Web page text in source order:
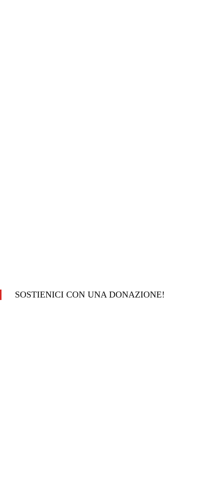
SOSTIENICI CON UNA DONAZIONE!